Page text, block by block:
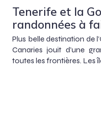
Tenerife et la
randonnées à
Plus belle destination de
Canaries jouit d’une
toutes les frontières. Les